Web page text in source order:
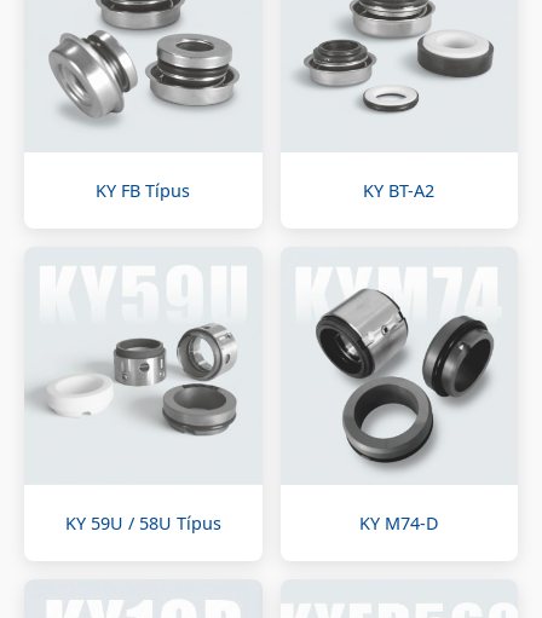
KY FB Típus KY BT-A2
KY 59U / 58U Típus KY M74-D